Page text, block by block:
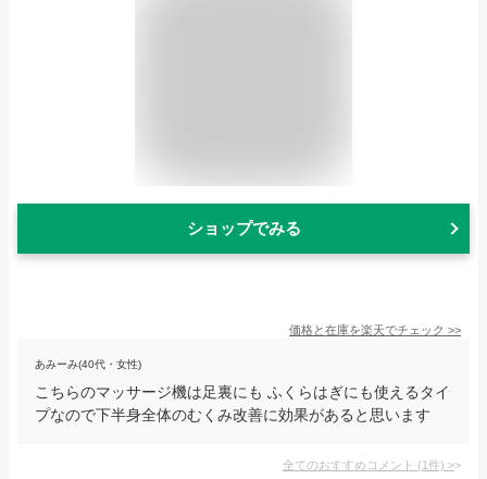
ショップでみる
価格と在庫を楽天でチェック >>
あみーみ(40代・女性)
こちらのマッサージ機は足裏にも ふくらはぎにも使えるタイ
プなので下半身全体のむくみ改善に効果があると思います
全てのおすすめコメント (1件) >